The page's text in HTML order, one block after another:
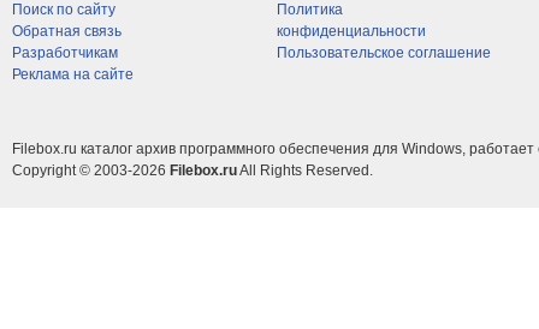
Поиск по сайту
Обратная связь
Разработчикам
Реклама на сайте
Политика
конфиденциальности
Пользовательское соглашение
Filebox.ru каталог архив программного обеспечения для Windows, работает
Copyright © 2003-2026 Filebox.ruAll Rights Reserved.